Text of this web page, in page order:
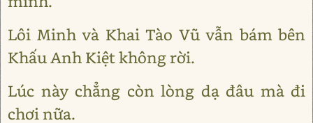
Lôi Minh và Khai Tào Vũ vẫn bám bên
Khấu Anh Kiệt không rời.
Lúc này chẳng còn lòng dạ đâu mà đi
chơi nữa.